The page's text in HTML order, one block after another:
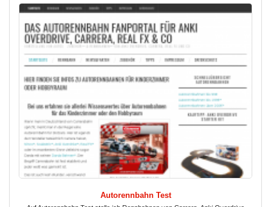
Autorennbahn Test